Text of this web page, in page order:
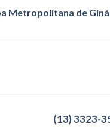
Metropolitana de
(13) 3323-